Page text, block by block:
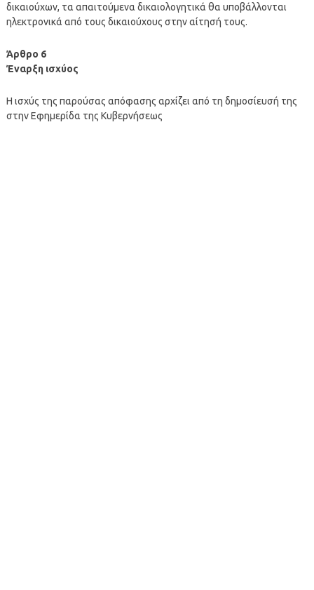
δικαιούχων, τα απαιτούμενα δικαιολογητικά θα υποβάλλονται
ηλεκτρονικά από τους δικαιούχους στην αίτησή τους.
Άρθρο 6
Έναρξη ισχύος
Η ισχύς της παρούσας απόφασης αρχίζει από τη δημοσίευσή της
στην Εφημερίδα της Κυβερνήσεως